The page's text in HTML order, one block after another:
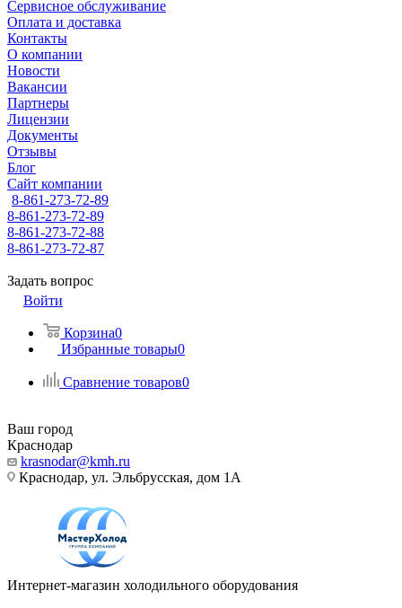
Сервисное обслуживание
Оплата и доставка
Контакты
О компании
Новости
Вакансии
Партнеры
Лицензии
Документы
Отзывы
Блог
Сайт компании
8-861-273-72-89
8-861-273-72-89
8-861-273-72-88
8-861-273-72-87
Задать вопрос
Войти
Корзина0
Избранные товары0
Сравнение товаров0
Ваш город
Краснодар
krasnodar@kmh.ru
Краснодар, ул. Эльбрусская, дом 1А
Интернет-магазин холодильного оборудования